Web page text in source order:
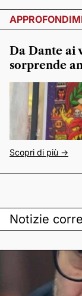
Da Dante ai
sorprende
Scopri di più ->
Notizie